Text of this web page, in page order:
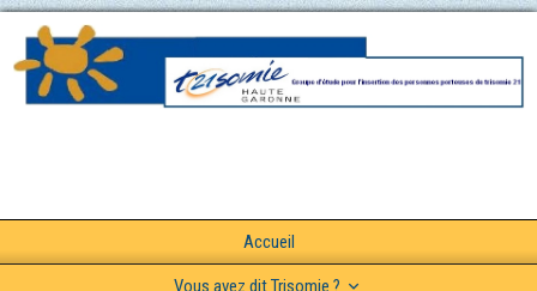
Accueil
Vous avez dit Trisomie ?